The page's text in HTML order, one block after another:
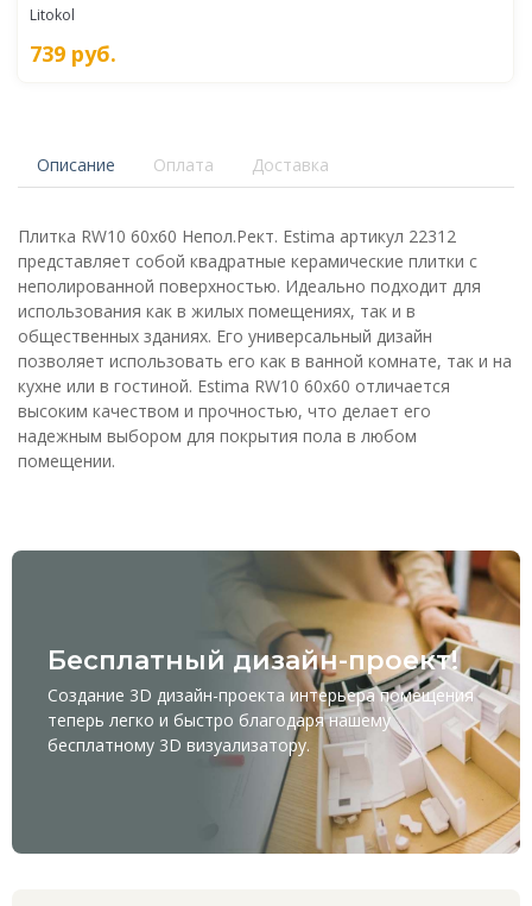
Litokol
739 руб.
Описание Оплата Доставка
Плитка RW10 60x60 Непол.Рект. Estima артикул 22312
представляет собой квадратные керамические плитки с
неполированной поверхностью. Идеально подходит для
использования как в жилых помещениях, так и в
общественных зданиях. Его универсальный дизайн
позволяет использовать его как в ванной комнате, так и на
кухне или в гостиной. Estima RW10 60x60 отличается
высоким качеством и прочностью, что делает его
надежным выбором для покрытия пола в любом
помещении.
Бесплатный дизайн-проект!
Создание 3D дизайн-проекта интерьера помещения
теперь легко и быстро благодаря нашему
бесплатному 3D визуализатору.